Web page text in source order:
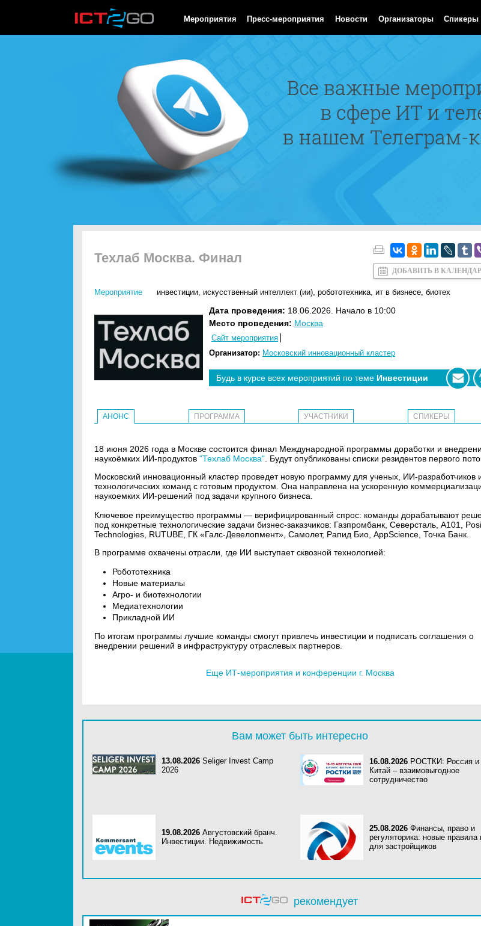
Мероприятия Пресс-мероприятия Новости Организаторы Спикеры
Техлаб Москва. Финал
ДОБАВИТЬ В
Мероприятие инвестиции, искусственный интеллект (ии), робототехника, ит в бизнесе, биотех
Дата проведения: 18.06.2026. Начало в 10:00
Место проведения: Москва
Сайт мероприятия
Организатор: Московский инновационный кластер
Будь в курсе всех мероприятий по теме Инвестиции
АНОНС ПРОГРАММА УЧАСТНИКИ СПИКЕРЫ
18 июня 2026 года в Москве состоится финал Международной программы доработки и
наукоёмких ИИ-продуктов "Техлаб Москва" . Будут опубликованы списки резидентов первого
Московский инновационный кластер проведет новую программу для ученых, ИИ-разработчиков
технологических команд с готовым продуктом. Она направлена на ускоренную
наукоемких ИИ-решений под задачи крупного бизнеса.
Ключевое преимущество программы — верифицированный спрос: команды дорабатывают
под конкретные технологические задачи бизнес-заказчиков: Газпромбанк, Северсталь, А101,
Technologies, RUTUBE, ГК «Галс-Девелопмент», Самолет, Рапид Био, AppScience, Точка Банк.
В программе охвачены отрасли, где ИИ выступает сквозной технологией:
Робототехника
Новые материалы
Агро- и биотехнологии
Медиатехнологии
Прикладной ИИ
По итогам программы лучшие команды смогут привлечь инвестиции и подписать соглашения о
внедрении решений в инфраструктуру отраслевых партнеров.
Еще ИТ-мероприятия и конференции г. Москва
Вам может быть интересно
13.08.2026 Seliger Invest Camp
2026
16.08.2026 РОСТКИ: Россия и
Китай – взаимовыгодное
сотрудничество
19.08.2026 Августовский бранч.
Инвестиции. Недвижимость
25.08.2026 Финансы, право и
регуляторика: новые правила
для застройщиков
рекомендует